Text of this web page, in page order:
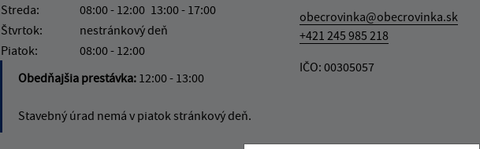
Streda:
08:00 - 12:00 13:00 - 17:00
Štvrtok:
nestránkový deň
Piatok:
08:00 - 12:00
Obedňajšia prestávka: 12:00 - 13:00
Stavebný úrad nemá v piatok stránkový deň.
obecrovinka@obecrovinka.sk
+421 245 985 218
IČO: 00305057